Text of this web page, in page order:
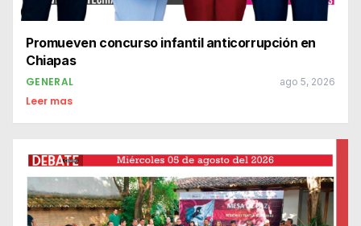
Promueven concurso infantil anticorrupción en
Chiapas
GENERAL ago 5, 2026
Leer mas